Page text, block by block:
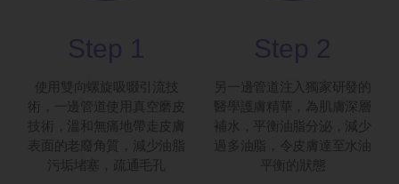
使用雙向螺旋吸啜引流技
術，一邊管道使用真空磨皮
技術，溫和無痛地帶走皮膚
表面的老廢角質，減少油脂
污垢堵塞，疏通毛孔
另一邊管道注入獨家研發的
醫學護膚精華，為肌膚深層
補水，平衡油脂分泌，減少
過多油脂，令皮膚達至水油
平衡的狀態